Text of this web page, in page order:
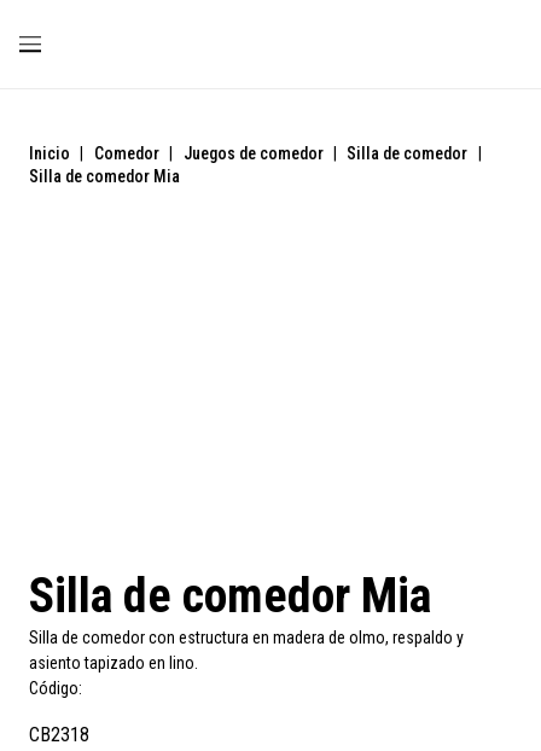
Inicio Comedor Juegos de comedor Silla de comedor
Silla de comedor Mia
Silla de comedor Mia
Silla de comedor con estructura en madera de olmo, respaldo y
asiento tapizado en lino.
Código:
CB2318